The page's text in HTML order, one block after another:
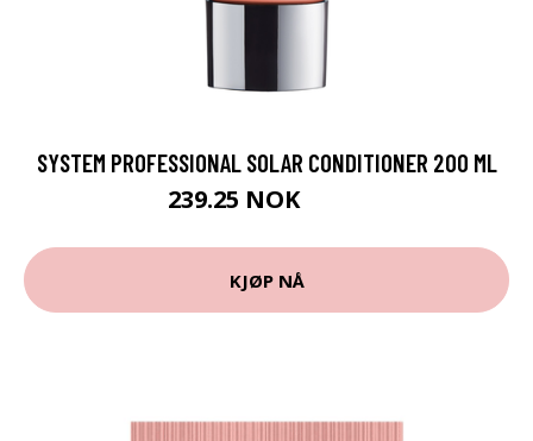
SYSTEM PROFESSIONAL SOLAR CONDITIONER 200 ML
239.25 NOK
KJØP NÅ